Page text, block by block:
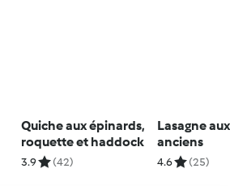
Quiche aux épinards,
roquette et haddock
3.9 (42)
Lasagne
anciens
4.6 (25)